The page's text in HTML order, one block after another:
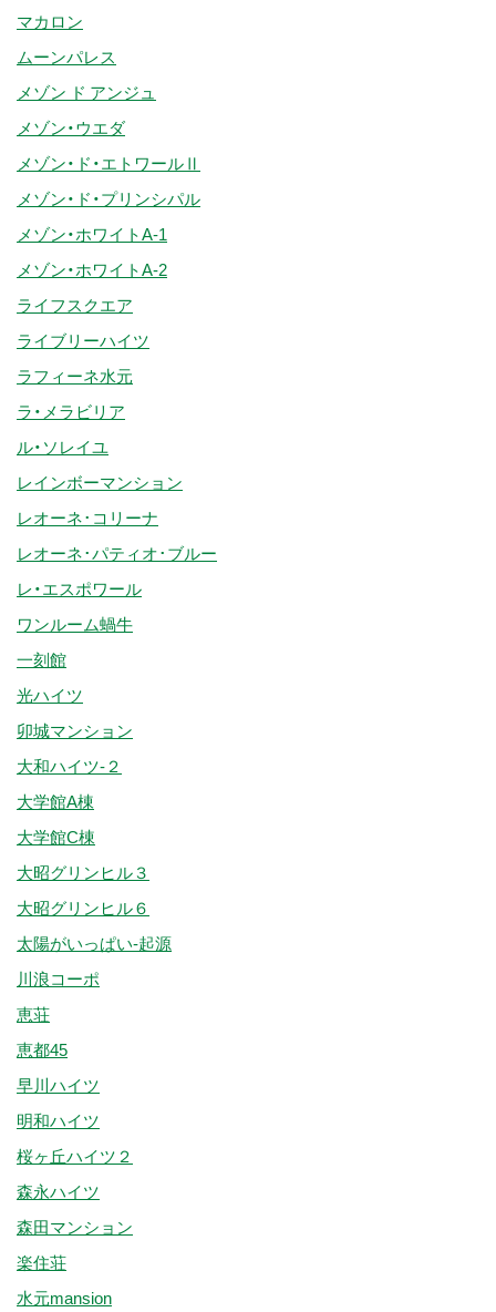
マカロン
ムーンパレス
メゾン ド アンジュ
メゾン・ウエダ
メゾン・ド・エトワールⅡ
メゾン・ド・プリンシパル
メゾン・ホワイトA-1
メゾン・ホワイトA-2
ライフスクエア
ライブリーハイツ
ラフィーネ水元
ラ・メラビリア
ル・ソレイユ
レインボーマンション
レオーネ･コリーナ
レオーネ･パティオ･ブルー
レ・エスポワール
ワンルーム蝸牛
一刻館
光ハイツ
卯城マンション
大和ハイツ-２
大学館A棟
大学館C棟
大昭グリンヒル３
大昭グリンヒル６
太陽がいっぱい-起源
川浪コーポ
恵荘
恵都45
早川ハイツ
明和ハイツ
桜ヶ丘ハイツ２
森永ハイツ
森田マンション
楽住荘
水元mansion